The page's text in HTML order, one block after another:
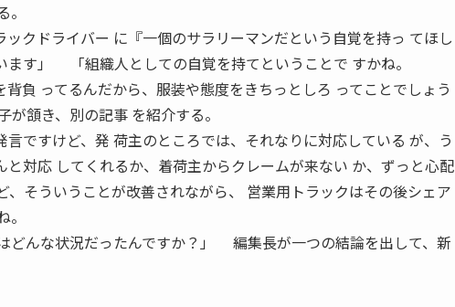
クドライバー に『一個のサラリーマンだという自覚を持っ てほし
ます」 「組織人としての自覚を持てということで すかね。
負 ってるんだから、服装や態度をきちっとしろ ってことでしょう
頷き、別の記事 を紹介する。
ですけど、発 荷主のところでは、それなりに対応している が、う
と対応 してくれるか、着荷主からクレームが来ない か、ずっと心配
そういうことが改善されながら、 営業用トラックはその後シェア
どんな状況だったんですか？」 編集長が一つの結論を出して、新